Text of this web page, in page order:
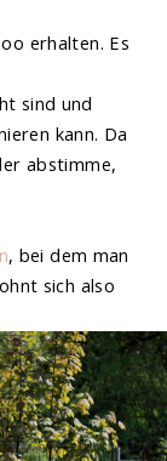
erhalten. Es
sind und
kann. Da
abstimme,
, bei dem man
sich also